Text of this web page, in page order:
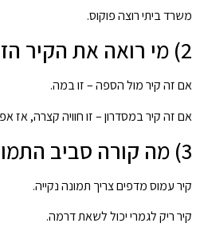
משרד ביתי רוצה פוקוס.
2) מי רואה את הקיר הזה הכי הרבה?
אם זה קיר מול הספה – זו במה.
אם זה קיר במסדרון – זו חוויה קצרה, אז
3) מה קורה סביב התמונה?
קיר עמוס מדפים צריך תמונה נקייה.
קיר ריק לגמרי יכול לשאת דרמה.